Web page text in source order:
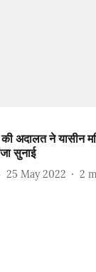
की अदालत ने यासीन
सुनाई
25 May 2022 2